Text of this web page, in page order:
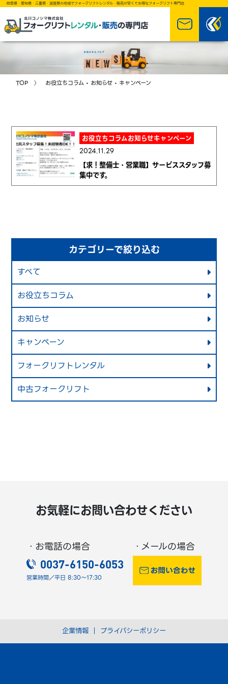
岐阜県・愛知県・三重県・滋賀県の地域でフォークリフトレンタル・販売が安くてお得なフォークリフト専門店
TOP 〉 お役立ちコラム • お知らせ • キャンペーン
お役立ちコラムお知らせキャンペーン
2024.11.29
【求！整備士・営業職】サービススタッフ募
集中です。
カテゴリーで絞り込む
すべて
お役立ちコラム
お知らせ
キャンペーン
フォークリフトレンタル
中古フォークリフト
お気軽にお問い合わせください
・お電話の場合
0037-6150-6053
営業時間／平日 8:30～17:30
・メールの場合
企業情報 ｜ プライバシーポリシー